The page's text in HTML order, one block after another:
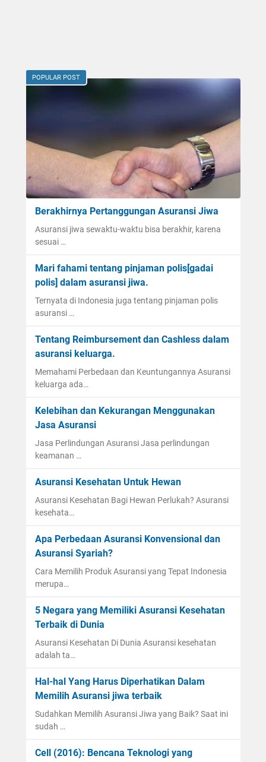
POPULAR POST
Berakhirnya Pertanggungan Asuransi Jiwa
Asuransi jiwa sewaktu-waktu bisa berakhir, karena
sesuai …
Mari fahami tentang pinjaman polis[gadai
polis] dalam asuransi jiwa.
Ternyata di Indonesia juga tentang pinjaman polis
asuransi …
Tentang Reimbursement dan Cashless dalam
asuransi keluarga.
Memahami Perbedaan dan Keuntungannya Asuransi
keluarga ada…
Kelebihan dan Kekurangan Menggunakan
Jasa Asuransi
Jasa Perlindungan Asuransi Jasa perlindungan
keamanan …
Asuransi Kesehatan Untuk Hewan
Asuransi Kesehatan Bagi Hewan Perlukah? Asuransi
kesehata…
Apa Perbedaan Asuransi Konvensional dan
Asuransi Syariah?
Cara Memilih Produk Asuransi yang Tepat Indonesia
merupa…
5 Negara yang Memiliki Asuransi Kesehatan
Terbaik di Dunia
Asuransi Kesehatan Di Dunia Asuransi kesehatan
adalah ta…
Hal-hal Yang Harus Diperhatikan Dalam
Memilih Asuransi jiwa terbaik
Sudahkan Memilih Asuransi Jiwa yang Baik? Saat ini
sudah …
Cell (2016): Bencana Teknologi yang